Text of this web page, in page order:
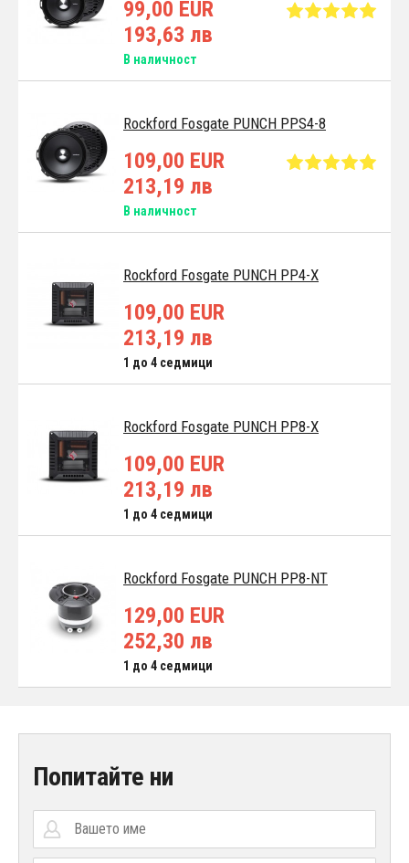
99,00 EUR
193,63 лв
В наличност
Rockford Fosgate PUNCH PPS4-8
109,00 EUR
213,19 лв
В наличност
Rockford Fosgate PUNCH PP4-X
109,00 EUR
213,19 лв
1 до 4 седмици
Rockford Fosgate PUNCH PP8-X
109,00 EUR
213,19 лв
1 до 4 седмици
Rockford Fosgate PUNCH PP8-NT
129,00 EUR
252,30 лв
1 до 4 седмици
Попитайте ни